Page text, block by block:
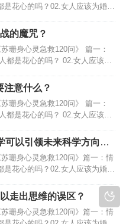
是花心的吗？02.女人应该为婚姻
的魔咒？
珊身心灵急救120问》 篇一：
都是花心的吗？ 02.女人应该为
注意什么？
珊身心灵急救120问》 篇一：
都是花心的吗？ 02.女人应该为
可以引领未来科学方向
珊身心灵急救120问》篇一：情
是花心的吗？02.女人应该为婚姻
走出思维的误区？
珊身心灵急救120问》篇一：情